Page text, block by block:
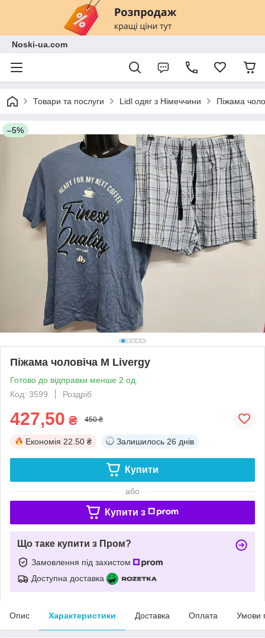
Noski-ua.com
Товари та послуги Lidl одяг з Німеччини Піжама
–5%
Піжама чоловіча M Livergy
Готово до відправки менше 2 од.
Код: 3599
Роздріб
427,50 ₴ 450 ₴
Економія 22.50 ₴ Залишилось 26 днів
Купити
або
Купити з
Що таке купити з Пром?
Замовлення під захистом
Доступна доставка
Опис Характеристики Доставка Оплата Умови